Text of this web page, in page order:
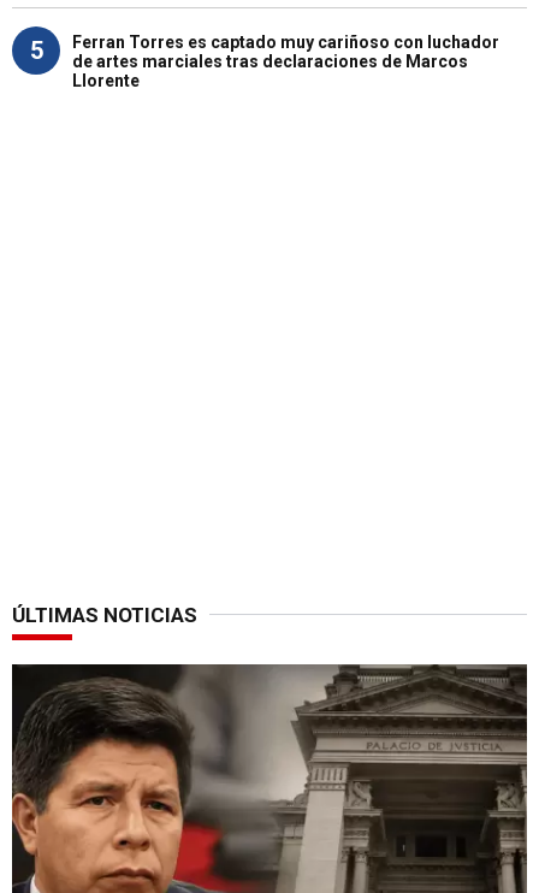
5
Ferran Torres es captado muy cariñoso con luchador
de artes marciales tras declaraciones de Marcos
Llorente
ÚLTIMAS NOTICIAS